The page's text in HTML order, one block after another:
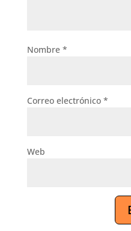
Nombre *
Correo electrónico *
Web